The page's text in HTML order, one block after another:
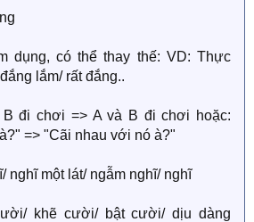
dụng, có thể thay thế: VD: Thực
lắm/ rất đắng..
B đi chơi => A và B đi chơi hoặc:
=> "Cãi nhau với nó à?"
nghĩ một lát/ ngẫm nghĩ/ nghĩ
khẽ cười/ bật cười/ dịu dàng